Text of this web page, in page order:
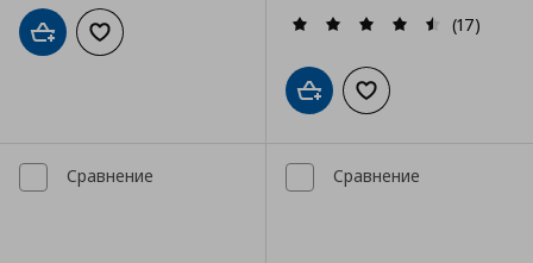
Добави в кошницата
Добави към списъка с любими
(17)
Добави в кошницата
Добави към
Сравнение Сравнение